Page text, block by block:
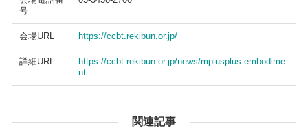
号
会場URL https://ccbt.rekibun.or.jp/
詳細URL
https://ccbt.rekibun.or.jp/news/mplusplus-embodime
nt
関連記事